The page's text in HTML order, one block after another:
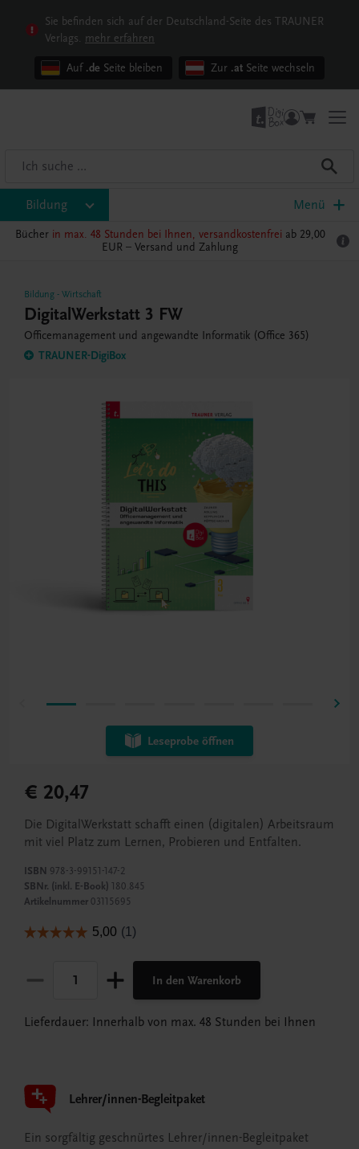
Sie befinden sich auf der Deutschland-Seite des TRAUNER
Verlags. mehr erfahren
Auf .de Seite bleiben Zur .at Seite wechseln
Bildung Menü
Bücher in max. 48 Stunden bei Ihnen, versandkostenfrei ab 29,00
EUR – Versand und Zahlung
Bildung - Wirtschaft
DigitalWerkstatt 3 FW
Officemanagement und angewandte Informatik (Office 365)
TRAUNER-DigiBox
Leseprobe öffnen
€ 20,47
Die DigitalWerkstatt schafft einen (digitalen) Arbeitsraum
mit viel Platz zum Lernen, Probieren und Entfalten.
ISBN 978-3-99151-147-2
SBNr. (inkl. E-Book) 180.845
Artikelnummer 03115695
In den Warenkorb
Lieferdauer: Innerhalb von max. 48 Stunden bei Ihnen
Lehrer/innen-Begleitpaket
Ein sorgfältig geschnürtes Lehrer/innen-Begleitpaket